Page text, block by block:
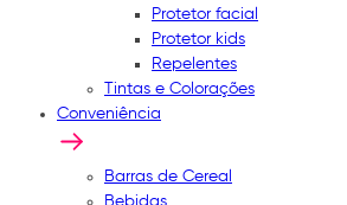
Protetor facial
Protetor kids
Repelentes
Tintas e Colorações
Conveniência
Barras de Cereal
Bebidas